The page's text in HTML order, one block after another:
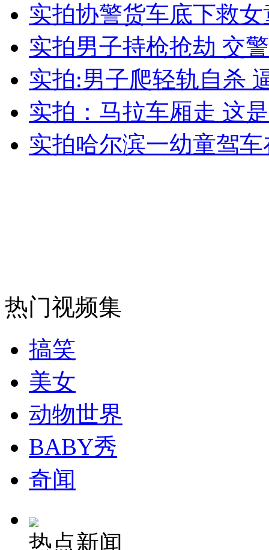
女孩北京地铁殴打老人 痛下狠手拳打脚踢
无痛分娩是否安全 医生回应
外交部：反对强权政治霸凌主义
外交部：有关国家言论片面不公正
纽约上演“枕头大战”
司机酒驾遇交警 急速倒车逃窜
实拍协警货车底下救
实拍男子持枪抢劫 交
实拍:男子爬轻轨自杀
实拍：马拉车厢走 这
实拍哈尔滨一幼童驾
热门视频集
搞笑
美女
动物世界
BABY秀
奇闻
热点新闻